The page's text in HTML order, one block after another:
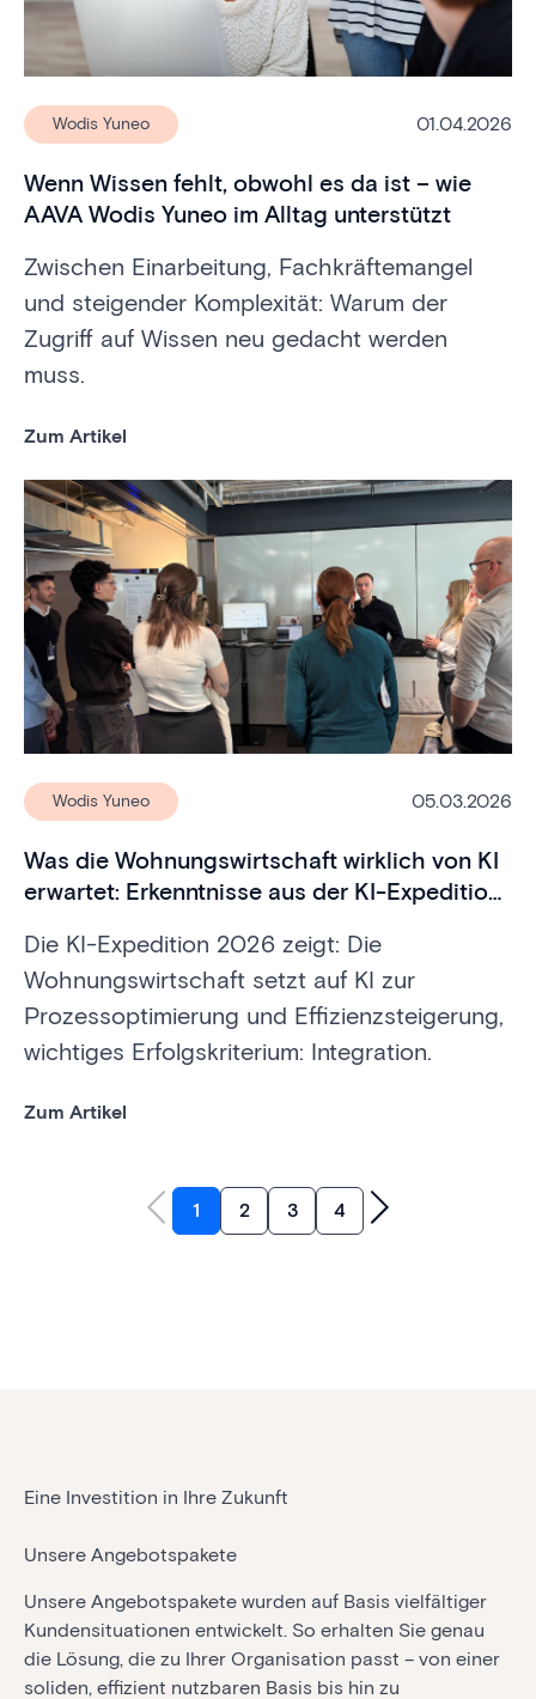
Wodis Yuneo 01.04.2026
Wenn Wissen fehlt, obwohl es da ist – wie
AAVA Wodis Yuneo im Alltag unterstützt
Zwischen Einarbeitung, Fachkräftemangel
und steigender Komplexität: Warum der
Zugriff auf Wissen neu gedacht werden
muss.
Zum Artikel
Wodis Yuneo 05.03.2026
Was die Wohnungswirtschaft wirklich von KI
erwartet: Erkenntnisse aus der KI-Expedition
Die KI-Expedition 2026 zeigt: Die
Wohnungswirtschaft setzt auf KI zur
Prozessoptimierung und Effizienzsteigerung,
wichtiges Erfolgskriterium: Integration.
Zum Artikel
1 2 3 4
Eine Investition in Ihre Zukunft
Unsere Angebotspakete
Unsere Angebotspakete wurden auf Basis vielfältiger
Kundensituationen entwickelt. So erhalten Sie genau
die Lösung, die zu Ihrer Organisation passt – von einer
soliden, effizient nutzbaren Basis bis hin zu